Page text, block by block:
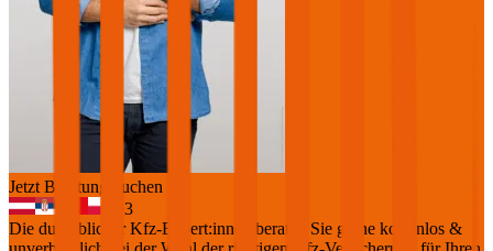
Jetzt Beratung buchen
+3
Die durchblicker Kfz-Expert:innen beraten Sie gerne kostenlos &